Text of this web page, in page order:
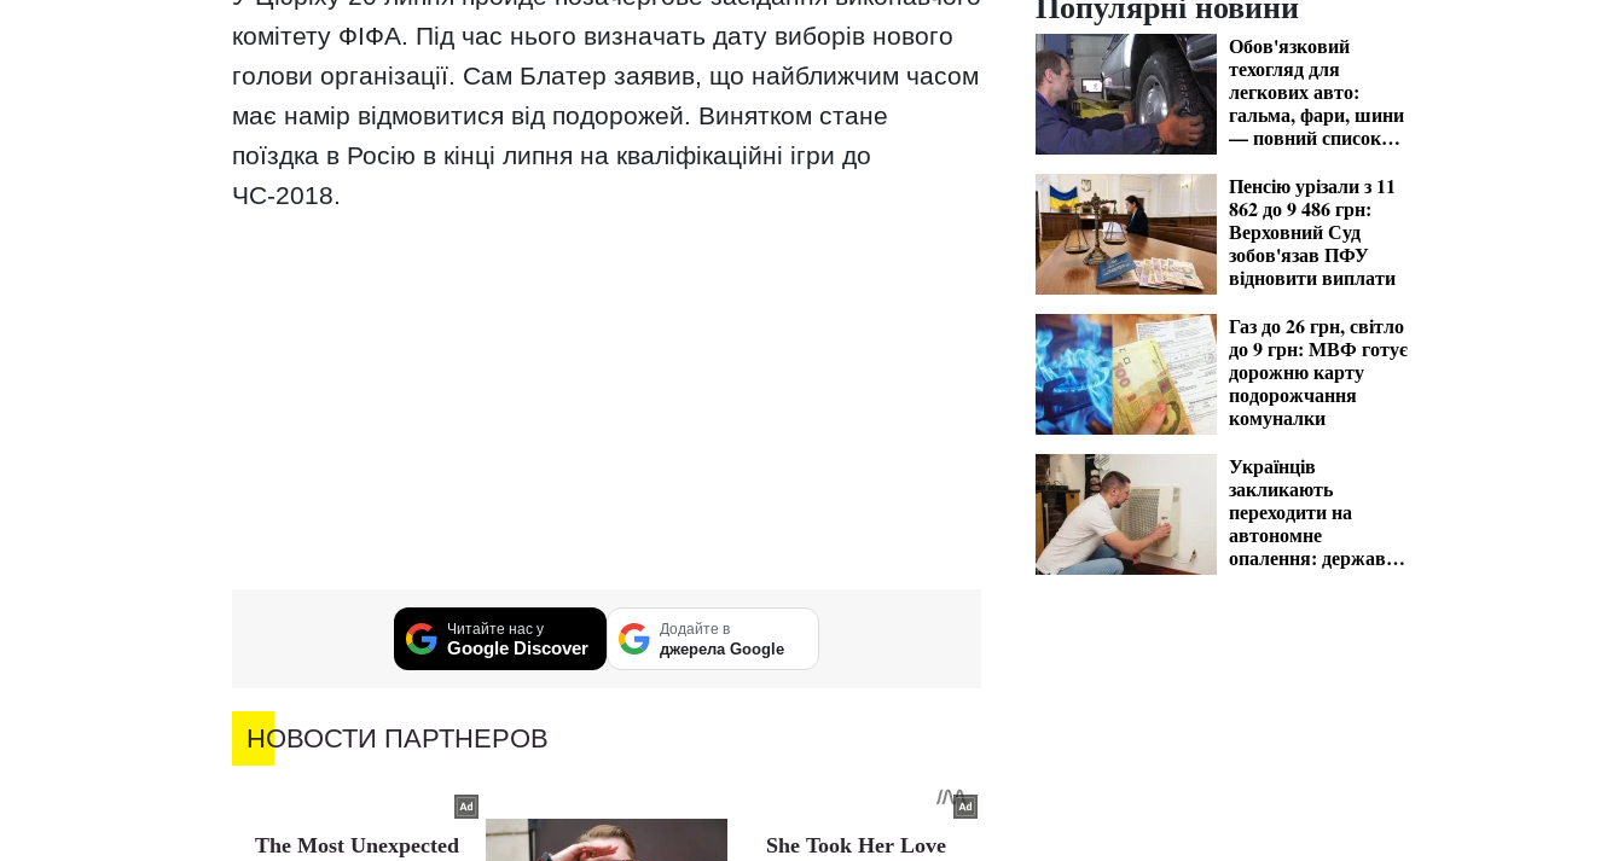
комітету ФІФА. Під час нього визначать дату виборів нового
голови організації. Сам Блатер заявив, що найближчим часом
має намір відмовитися від подорожей. Винятком стане
поїздка в Росію в кінці липня на кваліфікаційні ігри до
ЧС-2018.
Читайте нас у
Google Discover
Додайте в
джерела Google
НОВОСТИ ПАРТНЕРОВ
The Most Unexpected
She Took Her Love
Обов'язковий
техогляд для
легкових авто:
гальма, фари, шини
— повний список
Пенсію урізали з 11
862 до 9 486 грн:
Верховний Суд
зобов'язав ПФУ
відновити виплати
Газ до 26 грн, світло
до 9 грн: МВФ готує
дорожню карту
подорожчання
комуналки
Українців
закликають
переходити на
автономне
опалення: держава